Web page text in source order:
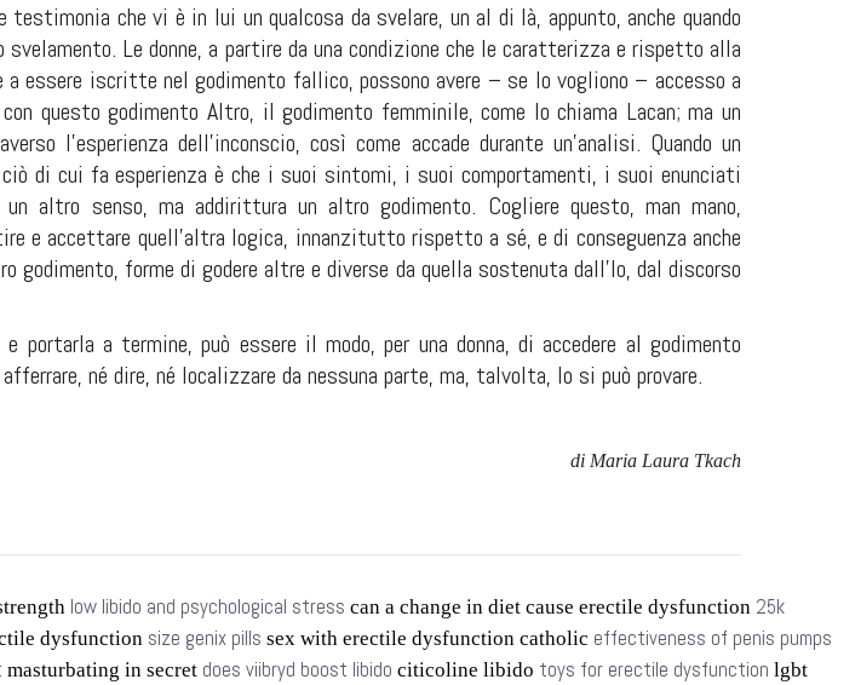
che vi è in lui un qualcosa da svelare, un al di là, appunto, anche quando
Le donne, a partire da una condizione che le caratterizza e rispetto alla
essere iscritte nel godimento fallico, possono avere – se lo vogliono – accesso a
questo godimento Altro, il godimento femminile, come lo chiama Lacan; ma un
l’esperienza dell’inconscio, così come accade durante un’analisi. Quando un
di cui fa esperienza è che i suoi sintomi, i suoi comportamenti, i suoi enunciati
altro senso, ma addirittura un altro godimento. Cogliere questo, man mano,
e accettare quell’altra logica, innanzitutto rispetto a sé, e di conseguenza anche
forme di godere altre e diverse da quella sostenuta dall’Io, dal discorso
portarla a termine, può essere il modo, per una donna, di accedere al godimento
né dire, né localizzare da nessuna parte, ma, talvolta, lo si può provare.
di Maria Laura Tkach
low libido and psychological stress can a change in diet cause erectile dysfunction 25k
dysfunction size genix pills sex with erectile dysfunction catholic effectiveness of penis pumps
masturbating in secret does viibryd boost libido citicoline libido toys for erectile dysfunction lgbt